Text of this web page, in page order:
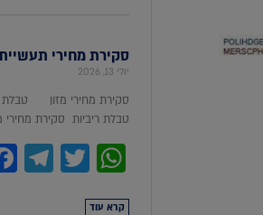
סקירת מחירי תעשיית המזון
יולי 13, 2026
סקירת מחירי מזון טבלת
טבלת ריביות סקירת מחירי מזון סוכר
קרא עוד